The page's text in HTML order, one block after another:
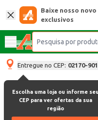
Baixe nosso
exclusivos
Entregue no CEP: 02170-901
Escolha uma loja ou informe seu
CEP para ver ofertas da sua
região